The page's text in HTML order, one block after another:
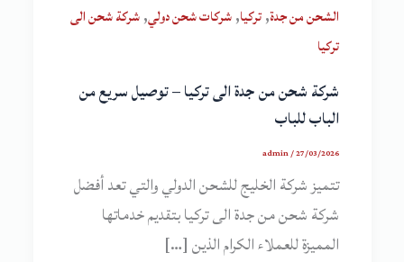
الشحن من جدة,تركيا,شركات شحن دولي,شركة شحن الى
تركيا
شركة شحن من جدة الى تركيا – توصيل سريع من
الباب للباب
admin/27/03/2026
تتميز شركة الخليج للشحن الدولي والتي تعد أفضل
شركة شحن من جدة الى تركيا بتقديم خدماتها
المميزة للعملاء الكرام الذين […]